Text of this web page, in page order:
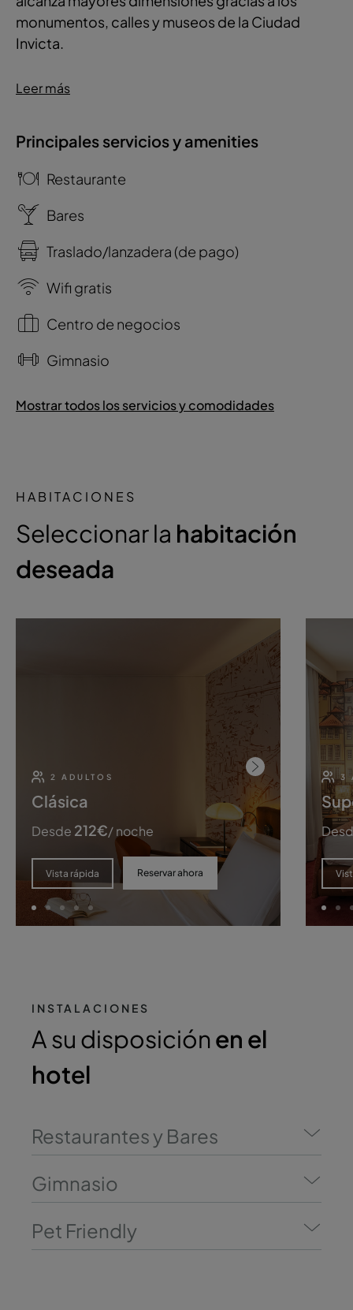
monumentos, calles y museos de la Ciudad
Invicta.
Leer más
Principales servicios y amenities
Restaurante
Bares
Traslado/lanzadera (de pago)
Wifi gratis
Centro de negocios
Gimnasio
Mostrar todos los servicios y comodidades
HABITACIONES
Seleccionar la habitación
deseada
2 ADULTOS
Clásica
Desde 212€/ noche
Vista rápida Reservar ahora
3
INSTALACIONES
A su disposiciónen el
hotel
Restaurantes y Bares
Gimnasio
Pet Friendly